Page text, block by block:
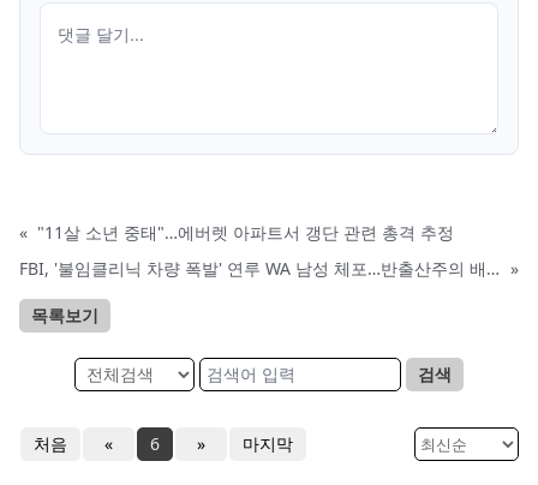
« "11살 소년 중태"…에버렛 아파트서 갱단 관련 총격 추정
FBI, '불임클리닉 차량 폭발' 연루 WA 남성 체포…반출산주의 배후 드러나 »
목록보기
검색
처음 « 6 » 마지막